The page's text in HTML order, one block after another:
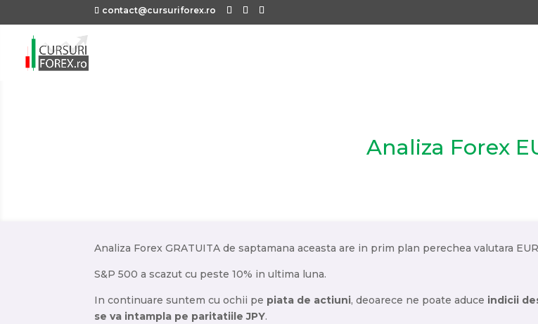
contact@cursuriforex.ro
Analiza Forex
Analiza Forex GRATUITA de saptamana aceasta are in prim plan perechea valutara
S&P 500 a scazut cu peste 10% in ultima luna.
In continuare suntem cu ochii pe piata de actiuni, deoarece ne poate aduce indicii
se va intampla pe paritatiile JPY.